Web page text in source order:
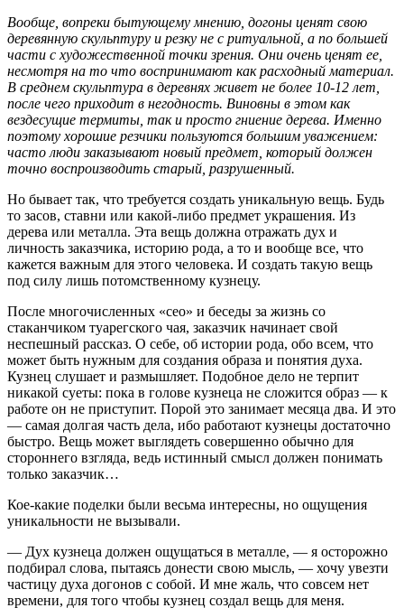
Вообще, вопреки бытующему мнению, догоны ценят свою
деревянную скульптуру и резку не с ритуальной, а по большей
части с художественной точки зрения. Они очень ценят ее,
несмотря на то что воспринимают как расходный материал.
В среднем скульптура в деревнях живет не более 10-12 лет,
после чего приходит в негодность. Виновны в этом как
вездесущие термиты, так и просто гниение дерева. Именно
поэтому хорошие резчики пользуются большим уважением:
часто люди заказывают новый предмет, который должен
точно воспроизводить старый, разрушенный.
Но бывает так, что требуется создать уникальную вещь. Будь
то засов, ставни или какой-либо предмет украшения. Из
дерева или металла. Эта вещь должна отражать дух и
личность заказчика, историю рода, а то и вообще все, что
кажется важным для этого человека. И создать такую вещь
под силу лишь потомственному кузнецу.
После многочисленных «сео» и беседы за жизнь со
стаканчиком туарегского чая, заказчик начинает свой
неспешный рассказ. О себе, об истории рода, обо всем, что
может быть нужным для создания образа и понятия духа.
Кузнец слушает и размышляет. Подобное дело не терпит
никакой суеты: пока в голове кузнеца не сложится образ — к
работе он не приступит. Порой это занимает месяца два. И это
— самая долгая часть дела, ибо работают кузнецы достаточно
быстро. Вещь может выглядеть совершенно обычно для
стороннего взгляда, ведь истинный смысл должен понимать
только заказчик…
Кое-какие поделки были весьма интересны, но ощущения
уникальности не вызывали.
— Дух кузнеца должен ощущаться в металле, — я осторожно
подбирал слова, пытаясь донести свою мысль, — хочу увезти
частицу духа догонов с собой. И мне жаль, что совсем нет
времени, для того чтобы кузнец создал вещь для меня.